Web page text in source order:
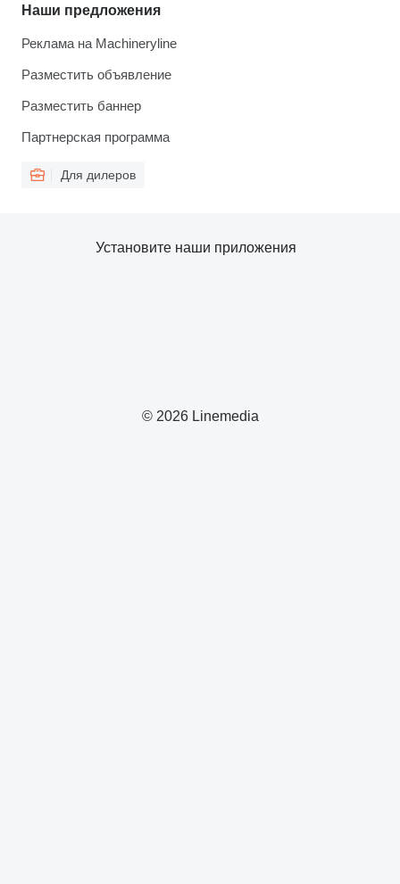
Наши предложения
Реклама на Machineryline
Разместить объявление
Разместить баннер
Партнерская программа
Для дилеров
© 2026 Linemedia
Установите наши приложения